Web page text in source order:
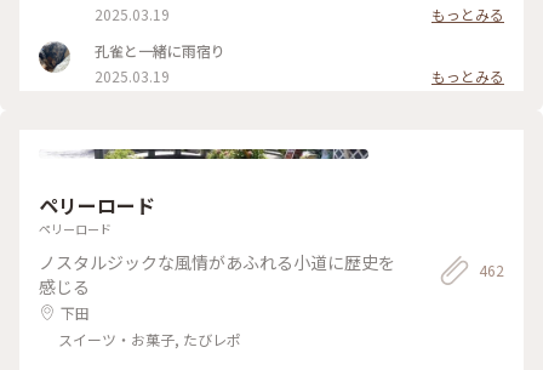
2025.03.19
もっとみる
孔雀と一緒に雨宿り
2025.03.19
もっとみる
ペリーロード
ペリーロード
ノスタルジックな風情があふれる小道に歴史を
感じる
下田
スイーツ・お菓子, たびレポ
462